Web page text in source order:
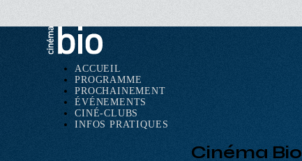
Navigation
principale
ACCUEIL
PROGRAMME
PROCHAINEMENT
ÉVÉNEMENTS
CINÉ-CLUBS
INFOS PRATIQUES
Cinéma Bio